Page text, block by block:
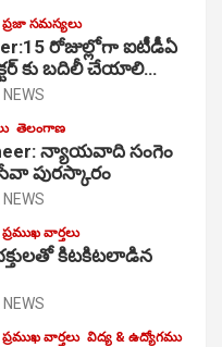
ప్రజా సమస్యలు
రోజుల్లోగా ఐటీడీఏ
కు బదిలీ చేయాలి…
తెలంగాణ
న్యాయవాది సంగెం
పురస్కారం
ప్రముఖ వార్తలు
కిటకిటలాడిన
ప్రముఖ వార్తలు విద్య & ఉద్యోగము